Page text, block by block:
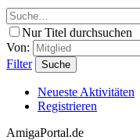
Nur Titel durchsuchen
Von:
Filter
Suche
Neueste Aktivitäten
Registrieren
AmigaPortal.de